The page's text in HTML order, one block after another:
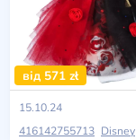
від 571 zł
15.10.24
416142755713 Disney